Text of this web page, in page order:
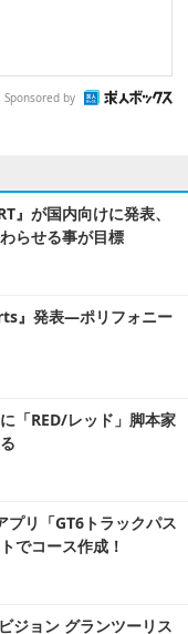
Sponsored by
』が国内向けに発表、
らせる事が目標
』発表―ポリフォニー
「RED/レッド」脚本家
プリ「GT6トラックパス
でコース作成！
ジョン グランツーリス